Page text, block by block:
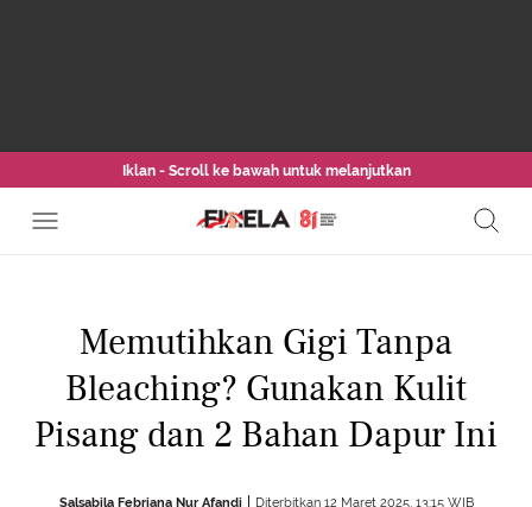
Iklan - Scroll ke bawah untuk melanjutkan
Memutihkan Gigi Tanpa
Bleaching? Gunakan Kulit
Pisang dan 2 Bahan Dapur Ini
Salsabila Febriana Nur Afandi Diterbitkan 12 Maret 2025, 13:15 WIB